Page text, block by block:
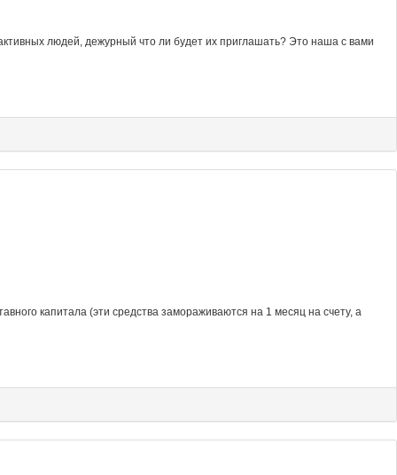
людей, дежурный что ли будет их приглашать? Это наша с вами
капитала (эти средства замораживаются на 1 месяц на счету, а